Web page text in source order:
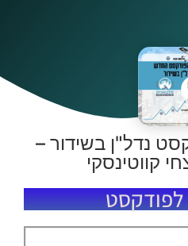
נדל"ן בשידור –
קווטינסקי
לפודקסט